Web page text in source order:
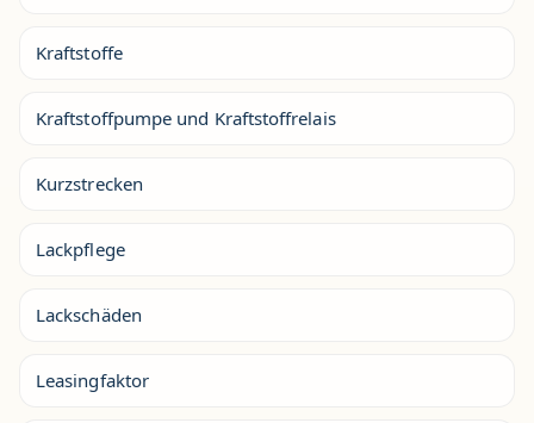
Kraftstoffe
Kraftstoffpumpe und Kraftstoffrelais
Kurzstrecken
Lackpflege
Lackschäden
Leasingfaktor